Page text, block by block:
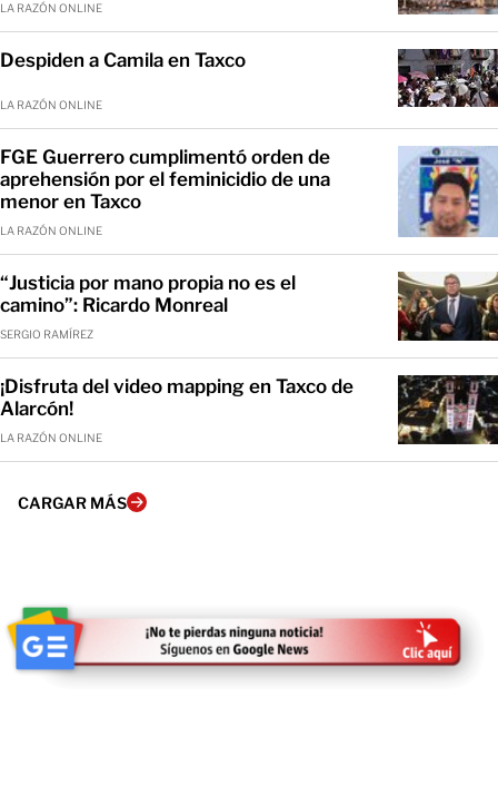
LA RAZÓN ONLINE
Despiden a Camila en Taxco
LA RAZÓN ONLINE
FGE Guerrero cumplimentó orden de
aprehensión por el feminicidio de una
menor en Taxco
LA RAZÓN ONLINE
“Justicia por mano propia no es el
camino”: Ricardo Monreal
SERGIO RAMÍREZ
¡Disfruta del video mapping en Taxco de
Alarcón!
LA RAZÓN ONLINE
CARGAR MÁS